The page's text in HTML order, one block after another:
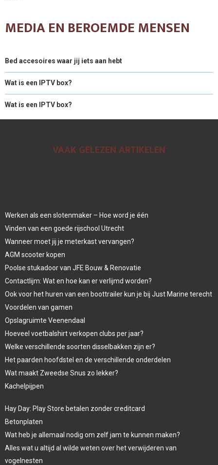
MEDIA EN BEROEMDE MENSEN
Bed accesoires waar jij iets aan hebt
Wat is een IPTV box?
Wat is een IPTV box?
VAAK GELEZEN ARTIKELEN
Werken als een slotenmaker – Hoe word je één
Vinden van een goede rijschool Utrecht
Wanneer moet jij je meterkast vervangen?
AGM scooter kopen
Poolse stukadoor van JFE Bouw & Renovatie
Contactlijm: Wat en hoe kan er verlijmd worden?
Ook voor het huren van een boottrailer kun je bij Just Marine terecht
Voordelen van gamen
Opslagruimte Veenendaal
Hoeveel voetbalshirt verkopen clubs per jaar?
Welke verschillende soorten disselbakken zijn er?
Het paarden hoofdstel en de verschillende onderdelen
Wat maakt Zweedse Snus zo lekker?
Kachelpijpen
Hay Day: Play Store betalen zonder creditcard
Betonplaten
Wat heb je allemaal nodig om zelf jam te kunnen maken?
Alles wat u altijd al wilde weten over het verwijderen van
vogelnesten